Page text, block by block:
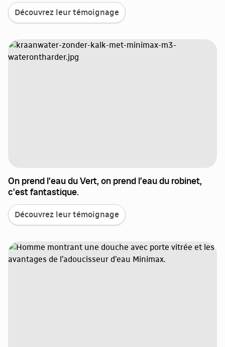
Découvrez leur témoignage
On prend l’eau du Vert, on prend l’eau du robinet,
c’est fantastique.
Découvrez leur témoignage